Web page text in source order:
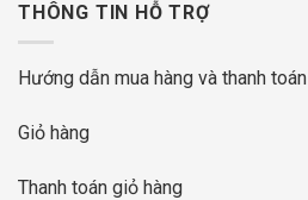
THÔNG TIN HỖ TRỢ
Hướng dẫn mua hàng và thanh toán
Giỏ hàng
Thanh toán giỏ hàng